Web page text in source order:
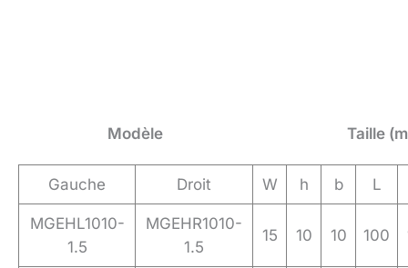
Modèle Taille
Gauche Droit W h b L
MGEHL1010-
1.5
MGEHR1010-
1.5
15 10 10 100